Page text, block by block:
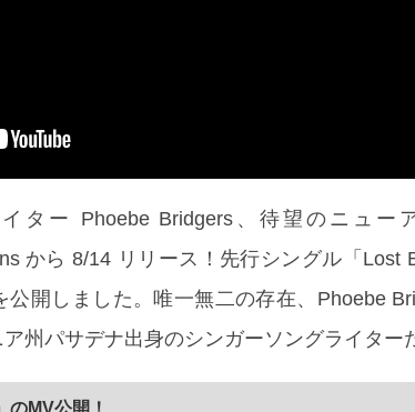
ター Phoebe Bridgers、待望のニュー
から 8/14 リリース！先行シングル「Lost
公開しました。唯一無二の存在、Phoebe
州パサデナ出身のシンガーソングライター